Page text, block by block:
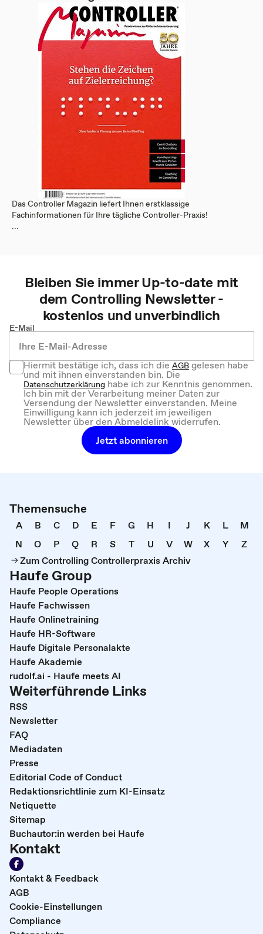
Das Controller Magazin liefert Ihnen erstklassige
Fachinformationen für Ihre tägliche Controller-Praxis!
...
Bleiben Sie immer Up-to-date mit
dem Controlling Newsletter -
kostenlos und unverbindlich
E-Mail
Hiermit bestätige ich, dass ich dieAGBgelesen habe
und mit ihnen einverstanden bin. Die
Datenschutzerklärung habe ich zur Kenntnis genommen.
Ich bin mit der Verarbeitung meiner Daten zur
Versendung der Newsletter einverstanden. Meine
Einwilligung kann ich jederzeit im jeweiligen
Newsletter über den Abmeldelink widerrufen.
Jetzt abonnieren
Themensuche
A B C D E F G H I J K L
M
N
O P Q R S T U V W X Y
Z
Zum Controlling Controllerpraxis Archiv
Haufe Group
Haufe People Operations
Haufe Fachwissen
Haufe Onlinetraining
Haufe HR-Software
Haufe Digitale Personalakte
Haufe Akademie
rudolf.ai - Haufe meets AI
Weiterführende Links
RSS
Newsletter
FAQ
Mediadaten
Presse
Editorial Code of Conduct
Redaktionsrichtlinie zum KI-Einsatz
Netiquette
Sitemap
Buchautor:in werden bei Haufe
Kontakt
Kontakt & Feedback
AGB
Cookie-Einstellungen
Compliance